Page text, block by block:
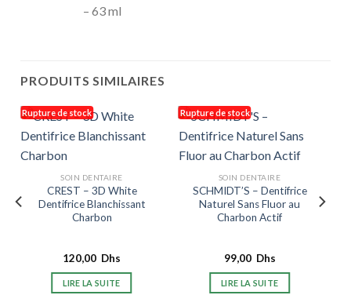
– 63 ml
PRODUITS SIMILAIRES
Rupture de stock
SOIN DENTAIRE
CREST – 3D White
Dentifrice Blanchissant
Charbon
120,00 Dhs
LIRE LA SUITE
Rupture de stock
SOIN DENTAIRE
SCHMIDT’S – Dentifrice
Naturel Sans Fluor au
Charbon Actif
99,00 Dhs
LIRE LA SUITE